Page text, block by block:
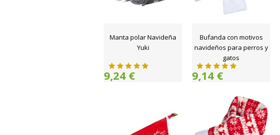
Manta polar Navideña
Yuki
9,24 €
Bufanda con motivos
navideños para perros y
gatos
9,14 €